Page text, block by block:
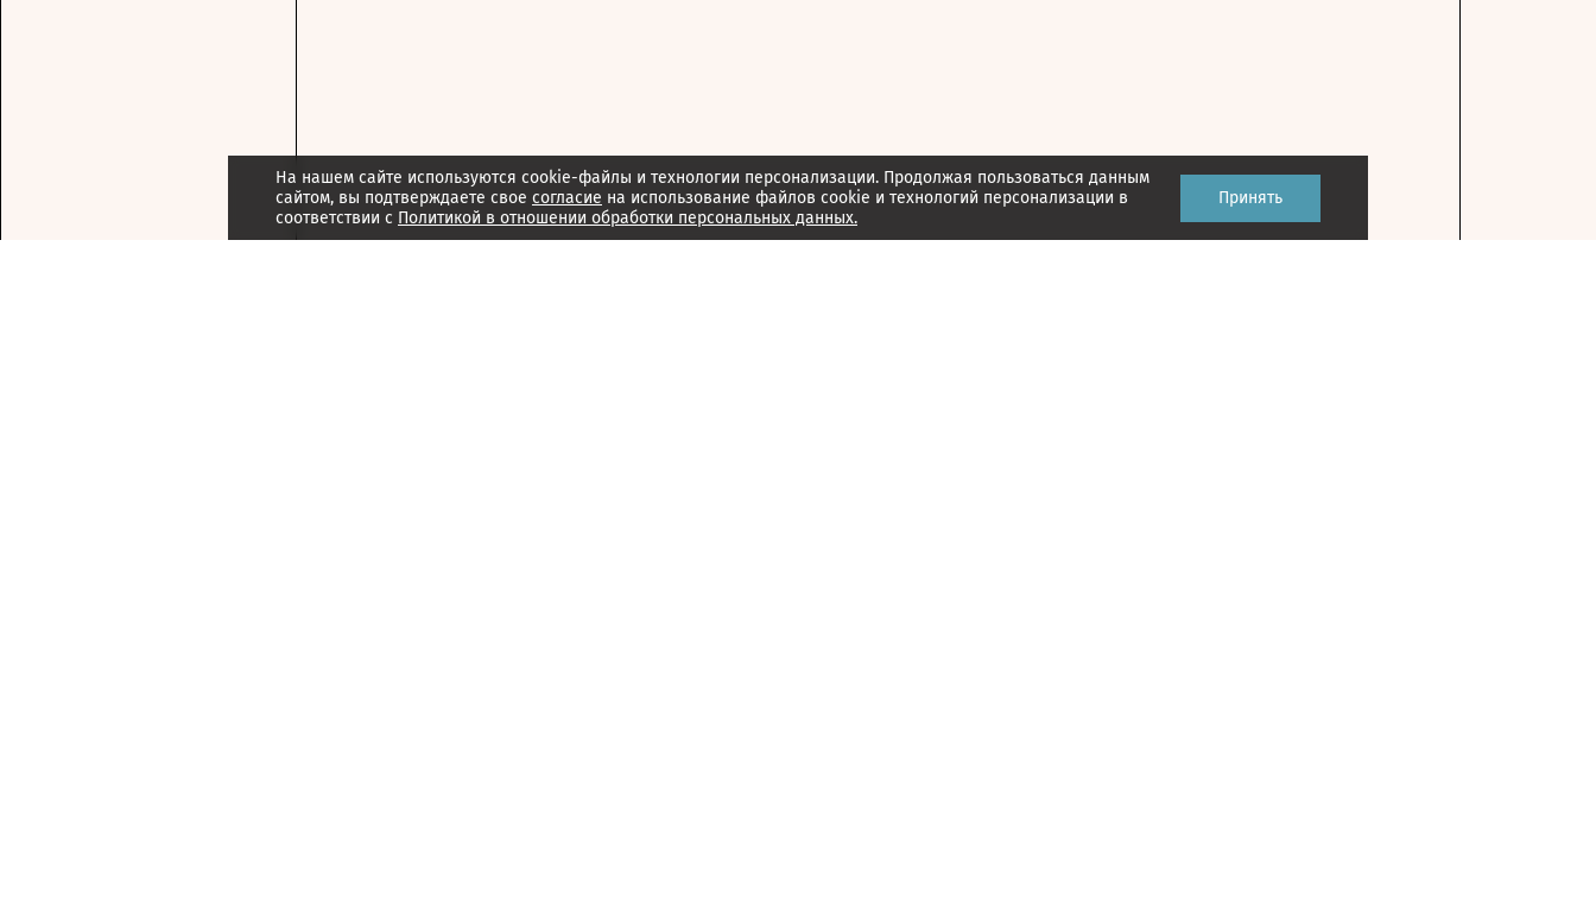
На нашем сайте используются cookie-файлы и технологии персонализации. Продолжая пользоваться данным
сайтом, вы подтверждаете свое согласие на использование файлов cookie и технологий персонализации в
соответствии с Политикой в отношении обработки персональных данных.
Принять